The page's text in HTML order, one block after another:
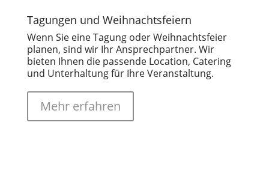
Tagungen und Weihnachtsfeiern
Wenn Sie eine Tagung oder Weihnachtsfeier
planen, sind wir Ihr Ansprechpartner. Wir
bieten Ihnen die passende Location, Catering
und Unterhaltung für Ihre Veranstaltung.
Mehr erfahren